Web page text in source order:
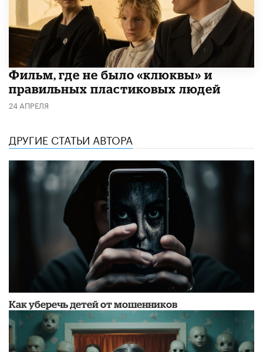
Фильм, где не было «клюквы» и
правильных пластиковых людей
24 АПРЕЛЯ
ДРУГИЕ СТАТЬИ АВТОРА
Как уберечь детей от мошенников